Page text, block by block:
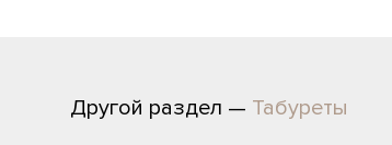
Другой раздел — Табуреты